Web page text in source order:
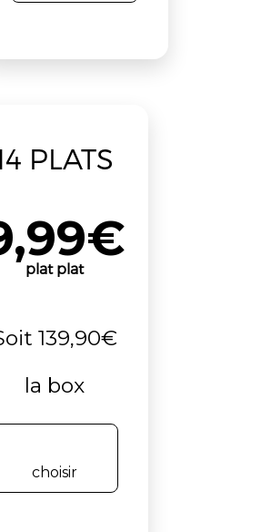
PLATS
plat plat
139,90€
la box
choisir